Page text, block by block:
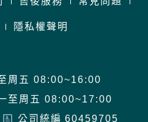
隱私權聲明
周五 08:00~16:00
至周五 08:00~17:00
公司統編 60459705